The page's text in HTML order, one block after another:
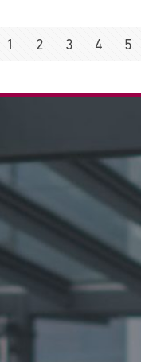
1 2 3 4 5